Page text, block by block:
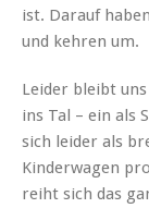
ist. Darauf
und kehren um.
Leider bleibt
ins Tal – ein als
sich leider als
Kinderwagen
reiht sich das